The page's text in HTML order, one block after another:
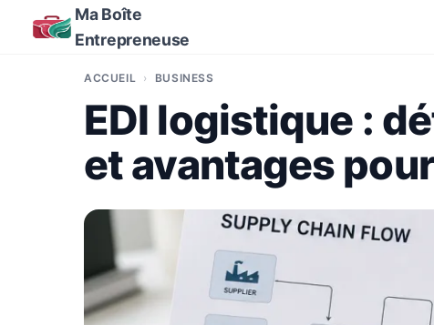
Ma Boîte
Entrepreneuse
ACCUEIL BUSINESS
EDI logistique :
et avantages